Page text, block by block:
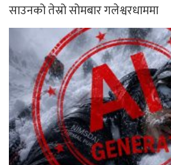
साउनको तेस्रो सोमबार गलेश्वरधाममा